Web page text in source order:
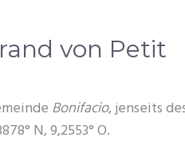
von Petit
Bonifacio, jenseits
N, 9,2553° O.